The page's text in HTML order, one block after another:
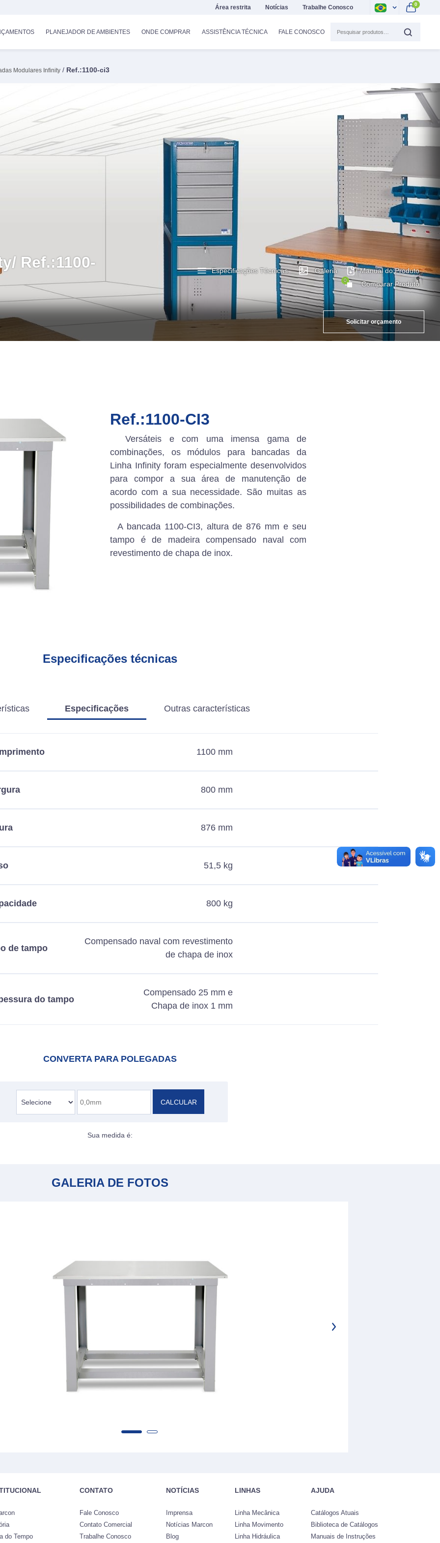
Área restrita Notícias Trabalhe Conosco 0
PLANEJADOR DE AMBIENTES ONDE COMPRAR ASSISTÊNCIA TÉCNICA FALE CONOSCO
Modulares Infinity / Ref.:1100-ci3
Ref.:1100-
Especificações Técnicas Galeria Manual do Produto
0 Comparar Produto
Solicitar orçamento
Ref.:1100-CI3
Versáteis e com uma imensa gama de
combinações, os módulos para bancadas da
Linha Infinity foram especialmente desenvolvidos
para compor a sua área de manutenção de
acordo com a sua necessidade. São muitas as
possibilidades de combinações.
A bancada 1100-CI3, altura de 876 mm e seu
tampo é de madeira compensado naval com
revestimento de chapa de inox.
Especificações técnicas
Especificações Outras características
1100 mm
800 mm
876 mm
51,5 kg
800 kg
de tampo
Compensado naval com revestimento
de chapa de inox
do tampo
Compensado 25 mm e
Chapa de inox 1 mm
CONVERTA PARA POLEGADAS
CALCULAR
Sua medida é:
GALERIA DE FOTOS
do Tempo
CONTATO
Fale Conosco
Contato Comercial
Trabalhe Conosco
NOTÍCIAS
Imprensa
Notícias Marcon
Blog
LINHAS
Linha Mecânica
Linha Movimento
Linha Hidráulica
AJUDA
Catálogos Atuais
Biblioteca de Catálogos
Manuais de Instruções